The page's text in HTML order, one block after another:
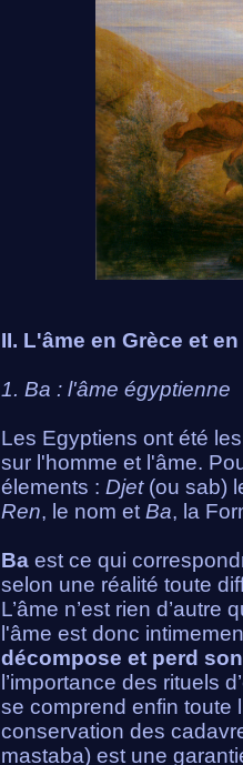
II. L'âme en Grèce et
1. Ba : l'âme égyptienne
Les Egyptiens ont été
sur l'homme et l'âme.
élements : Djet(ou sab)
Ren, le nom et Ba, la
Ba est ce qui
selon une réalité toute
L’âme n’est rien
l'âme est donc
décompose et perd
l’importance des rituels
se comprend enfin toute
conservation des
mastaba) est une